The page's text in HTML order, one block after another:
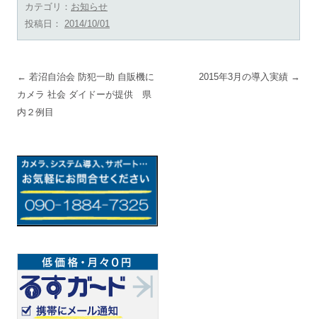
カテゴリ： お知らせ
投稿日： 2014/10/01
投稿ナビゲーション
← 若沼自治会 防犯一助 自販機に
カメラ 社会 ダイドーが提供 県
内２例目
2015年3月の導入実績 →